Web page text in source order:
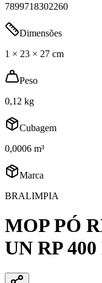
7899718302260
Dimensões
1 × 23 × 27 cm
Peso
0,12 kg
Cubagem
0,0006 m³
Marca
BRALIMPIA
MOP PÓ
UN RP